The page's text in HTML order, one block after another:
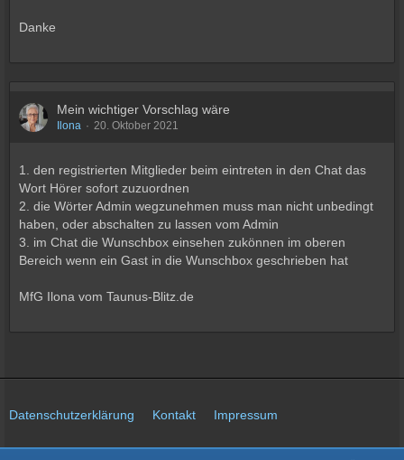
Danke
Mein wichtiger Vorschlag wäre
Ilona 20. Oktober 2021
1. den registrierten Mitglieder beim eintreten in den Chat das
Wort Hörer sofort zuzuordnen
2. die Wörter Admin wegzunehmen muss man nicht unbedingt
haben, oder abschalten zu lassen vom Admin
3. im Chat die Wunschbox einsehen zukönnen im oberen
Bereich wenn ein Gast in die Wunschbox geschrieben hat
MfG Ilona vom Taunus-Blitz.de
Datenschutzerklärung Kontakt Impressum